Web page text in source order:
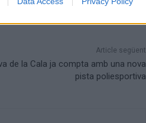
Article següent
de la Cala ja compta amb una nova
pista poliesportiva